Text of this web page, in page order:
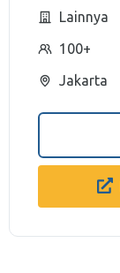
Lainnya
100+
Jakarta